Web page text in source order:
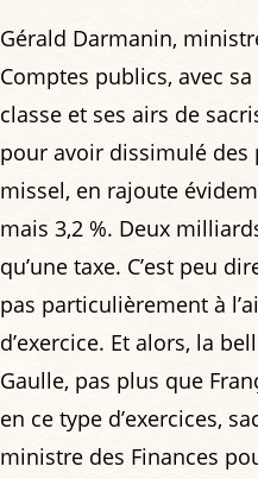
Gérald Darmanin,
Comptes publics, avec
classe et ses airs de
pour avoir dissimulé des
missel, en rajoute
mais 3,2 %. Deux
qu’une taxe. C’est peu
pas particulièrement à
d’exercice. Et alors, la
Gaulle, pas plus que
en ce type d’exercices,
ministre des Finances